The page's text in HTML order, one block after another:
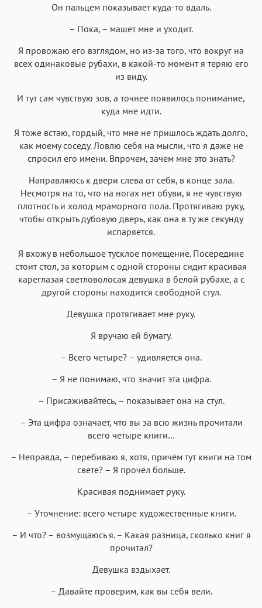
Он пальцем показывает куда-то вдаль.
– Пока, – машет мне и уходит.
Я провожаю его взглядом, но из-за того, что вокруг на
всех одинаковые рубахи, в какой-то момент я теряю его
из виду.
И тут сам чувствую зов, а точнее появилось понимание,
куда мне идти.
Я тоже встаю, гордый, что мне не пришлось ждать долго,
как моему соседу. Ловлю себя на мысли, что я даже не
спросил его имени. Впрочем, зачем мне это знать?
Направляюсь к двери слева от себя, в конце зала.
Несмотря на то, что на ногах нет обуви, я не чувствую
плотность и холод мраморного пола. Протягиваю руку,
чтобы открыть дубовую дверь, как она в ту же секунду
испаряется.
Я вхожу в небольшое тусклое помещение. Посередине
стоит стол, за которым с одной стороны сидит красивая
кареглазая светловолосая девушка в белой рубахе, а с
другой стороны находится свободной стул.
Девушка протягивает мне руку.
Я вручаю ей бумагу.
– Всего четыре? – удивляется она.
– Я не понимаю, что значит эта цифра.
– Присаживайтесь, – показывает она на стул.
– Эта цифра означает, что вы за всю жизнь прочитали
всего четыре книги…
– Неправда, – перебиваю я, хотя, причём тут книги на том
свете? – Я прочёл больше.
Красивая поднимает руку.
– Уточнение: всего четыре художественные книги.
– И что? – возмущаюсь я. – Какая разница, сколько книг я
прочитал?
Девушка вздыхает.
– Давайте проверим, как вы себя вели.